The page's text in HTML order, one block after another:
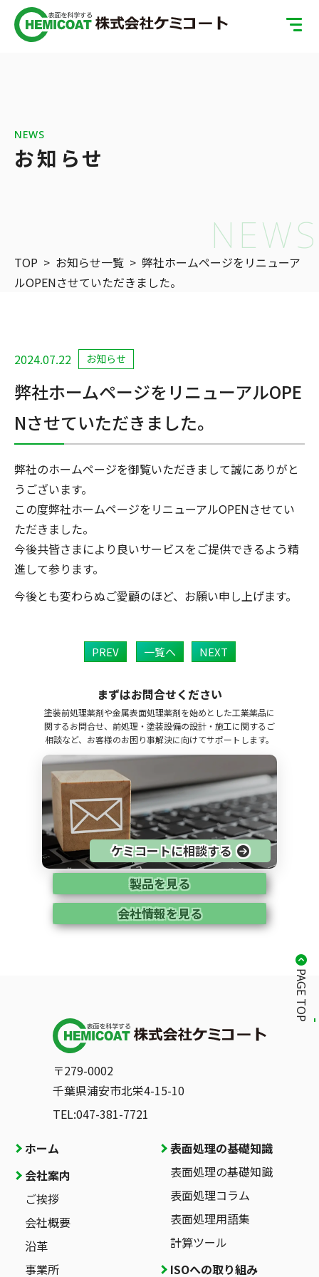
表面処理の基礎知識NEWS
NEWS
お知らせ
TOP > お知らせ一覧 > 弊社ホームページをリニューア
ルOPENさせていただきました。
2024.07.22 お知らせ
弊社ホームページをリニューアルOPE
Nさせていただきました。
弊社のホームページを御覧いただきまして誠にありがと
うございます。
この度弊社ホームページをリニューアルOPENさせてい
ただきました。
今後共皆さまにより良いサービスをご提供できるよう精
進して参ります。
今後とも変わらぬご愛顧のほど、お願い申し上げます。
PREV 一覧へ NEXT
まずはお問合せください
塗装前処理薬剤や金属表面処理薬剤を始めとした工業薬品に
関するお問合せ、前処理・塗装設備の設計・施工に関するご
相談など、お客様のお困り事解決に向けてサポートします。
ケミコートに相談する
製品を見る
会社情報を見る
〒279-0002
千葉県浦安市北栄4-15-10
TEL:047-381-7721
ホーム
会社案内
ご挨拶
会社概要
沿革
事業所
表面処理の基礎知識
表面処理の基礎知識
表面処理コラム
表面処理用語集
計算ツール
ISOへの取り組み
PAGE TOP